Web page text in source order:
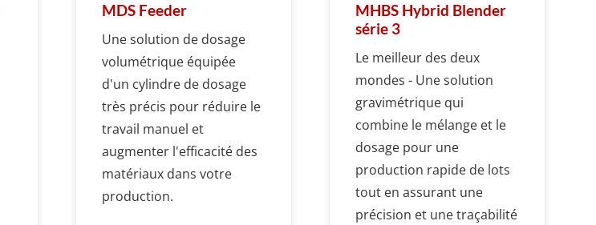
MDS Feeder
Une solution de dosage
volumétrique équipée
d'un cylindre de dosage
très précis pour réduire le
travail manuel et
augmenter l'efficacité des
matériaux dans votre
production.
MHBS Hybrid Blender
série 3
Le meilleur des deux
mondes - Une solution
gravimétrique qui
combine le mélange et le
dosage pour une
production rapide de lots
tout en assurant une
précision et une traçabilité